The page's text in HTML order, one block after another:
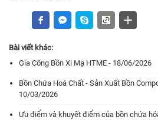
Bài viết khác:
Gia Công Bồn Xi Mạ HTME - 18/06/2026
Bồn Chứa Hoá Chất - Sản Xuất Bồn
10/03/2026
Ưu điểm và khuyết điểm của bồn chứa